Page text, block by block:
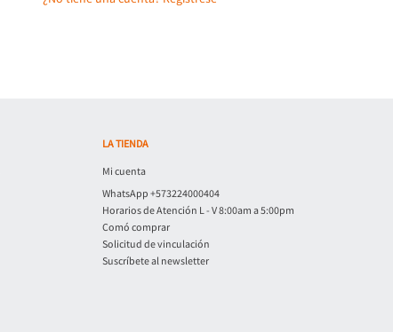
LA TIENDA
Mi cuenta
WhatsApp +573224000404
Horarios de Atención L - V 8:00am a 5:00pm
Comó comprar
Solicitud de vinculación
Suscríbete al newsletter